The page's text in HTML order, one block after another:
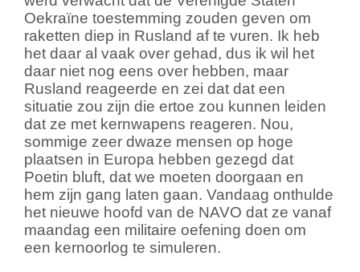
Oekraïne toestemming zouden geven om
raketten diep in Rusland af te vuren. Ik heb
het daar al vaak over gehad, dus ik wil het
daar niet nog eens over hebben, maar
Rusland reageerde en zei dat dat een
situatie zou zijn die ertoe zou kunnen leiden
dat ze met kernwapens reageren. Nou,
sommige zeer dwaze mensen op hoge
plaatsen in Europa hebben gezegd dat
Poetin bluft, dat we moeten doorgaan en
hem zijn gang laten gaan. Vandaag onthulde
het nieuwe hoofd van de NAVO dat ze vanaf
maandag een militaire oefening doen om
een kernoorlog te simuleren.